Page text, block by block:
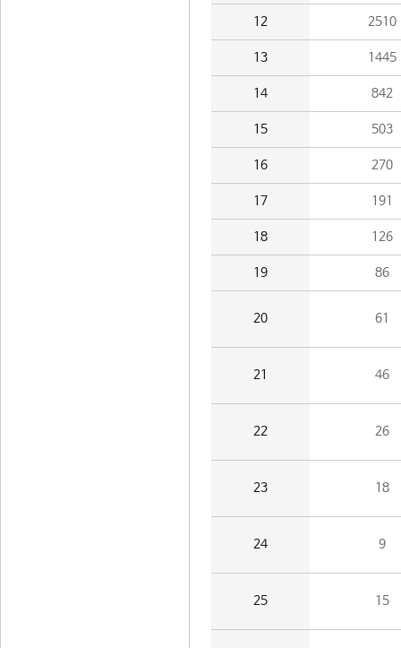
12 2510
13 1445
14 842
15 503
16 270
17 191
18 126
19 86
20 61
21 46
22 26
23 18
24 9
25 15